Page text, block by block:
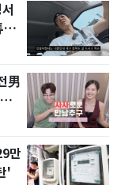
브
男
만
'